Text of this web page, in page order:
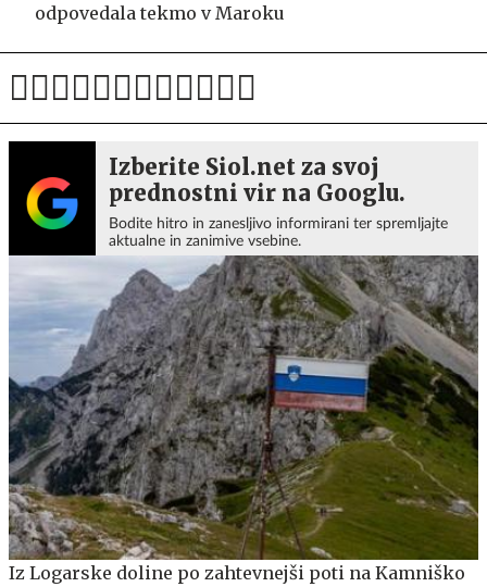
odpovedala tekmo v Maroku
Izberite Siol.net za svoj
prednostni vir na Googlu.
Bodite hitro in zanesljivo informirani ter spremljajte
aktualne in zanimive vsebine.
Iz Logarske doline po zahtevnejši poti na Kamniško